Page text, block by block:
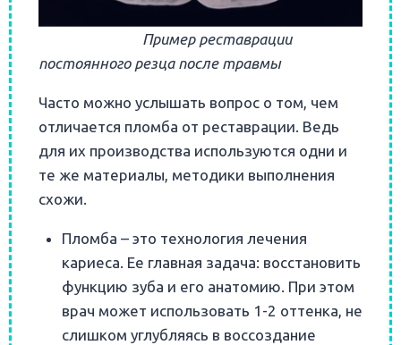
Пример реставрации
постоянного резца после травмы
Часто можно услышать вопрос о том, чем
отличается пломба от реставрации. Ведь
для их производства используются одни и
те же материалы, методики выполнения
схожи.
Пломба – это технология лечения
кариеса. Ее главная задача: восстановить
функцию зуба и его анатомию. При этом
врач может использовать 1-2 оттенка, не
слишком углубляясь в воссоздание